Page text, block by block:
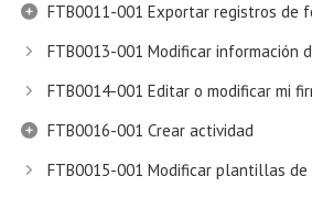
FTB0011-001 Exportar registros de
FTB0013-001 Modificar información
FTB0014-001 Editar o modificar mi
FTB0016-001 Crear actividad
FTB0015-001 Modificar plantillas de